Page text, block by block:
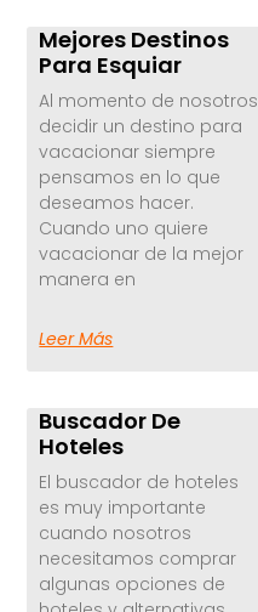
Mejores Destinos
Para Esquiar
Al momento de nosotros
decidir un destino para
vacacionar siempre
pensamos en lo que
deseamos hacer.
Cuando uno quiere
vacacionar de la mejor
manera en
Leer Más
Buscador De
Hoteles
El buscador de hoteles
es muy importante
cuando nosotros
necesitamos comprar
algunas opciones de